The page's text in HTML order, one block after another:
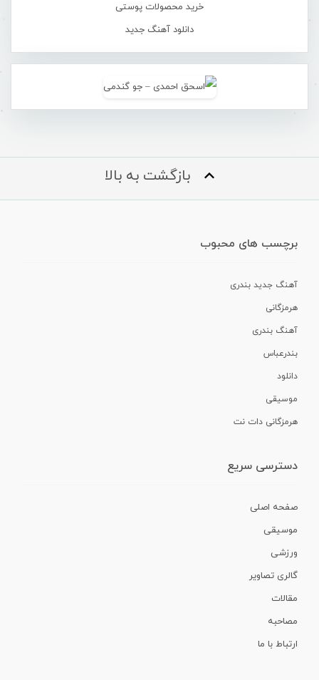
خرید محصولات پوستی
دانلود آهنگ جدید
بازگشت به بالا
برچسب های محبوب
آهنگ جدید بندری
هرمزگانی
آهنگ بندری
بندرعباس
دانلود
موسیقی
هرمزگانی دات نت
دسترسی سریع
صفحه اصلی
موسیقی
ورزشی
گالری تصاویر
مقالات
مصاحبه
ارتباط با ما